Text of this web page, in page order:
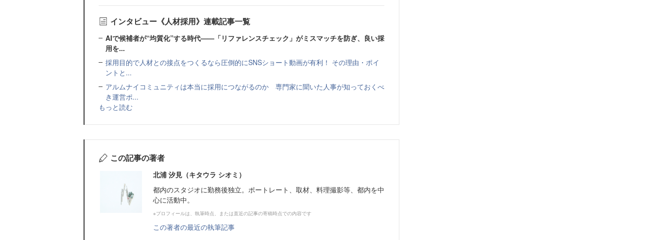
インタビュー《人材採用》連載記事一覧
AIで候補者が“均質化”する時代——「リファレンスチェック」がミスマッチを防ぎ、良い採
用を...
採用目的で人材との接点をつくるなら圧倒的にSNSショート動画が有利！ その理由・ポイ
ントと...
アルムナイコミュニティは本当に採用につながるのか 専門家に聞いた人事が知っておくべ
き運営ポ...
もっと読む
この記事の著者
北浦 汐見（キタウラ シオミ）
都内のスタジオに勤務後独立。ポートレート、取材、料理撮影等、都内を中
心に活動中。
※プロフィールは、執筆時点、または直近の記事の寄稿時点での内容です
この著者の最近の執筆記事